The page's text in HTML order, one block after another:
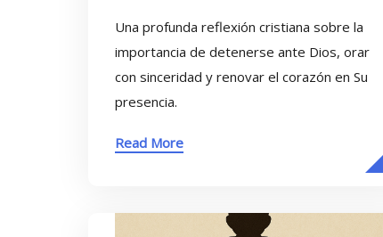
Una profunda reflexión cristiana sobre la
importancia de detenerse ante Dios, orar
con sinceridad y renovar el corazón en Su
presencia.
Read More